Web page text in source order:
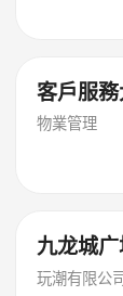
客戶服
物業管理
九龙城
玩潮有限公